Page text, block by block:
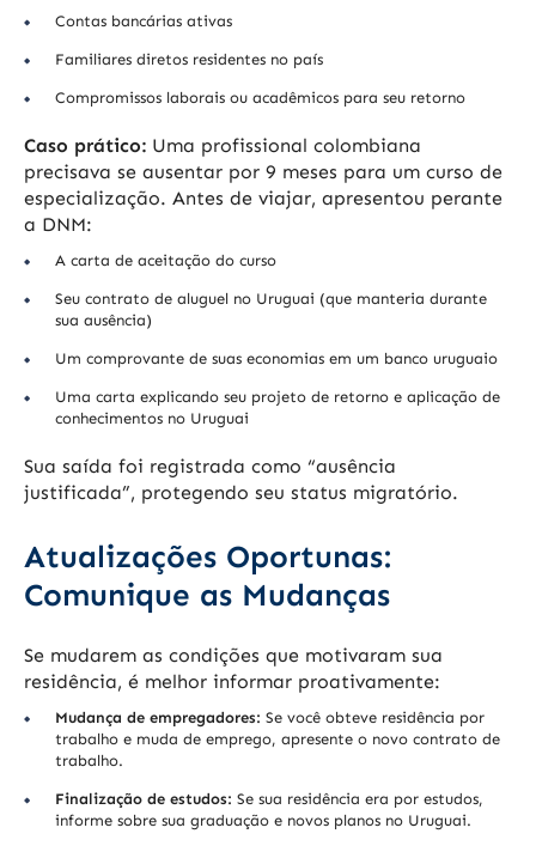
Contas bancárias ativas
Familiares diretos residentes no país
Compromissos laborais ou acadêmicos para seu retorno
Caso prático: Uma profissional colombiana
precisava se ausentar por 9 meses para um curso de
especialização. Antes de viajar, apresentou perante
a DNM:
A carta de aceitação do curso
Seu contrato de aluguel no Uruguai (que manteria durante
sua ausência)
Um comprovante de suas economias em um banco uruguaio
Uma carta explicando seu projeto de retorno e aplicação de
conhecimentos no Uruguai
Sua saída foi registrada como “ausência
justificada”, protegendo seu status migratório.
Atualizações Oportunas:
Comunique as Mudanças
Se mudarem as condições que motivaram sua
residência, é melhor informar proativamente:
Mudança de empregadores: Se você obteve residência por
trabalho e muda de emprego, apresente o novo contrato de
trabalho.
Finalização de estudos: Se sua residência era por estudos,
informe sobre sua graduação e novos planos no Uruguai.